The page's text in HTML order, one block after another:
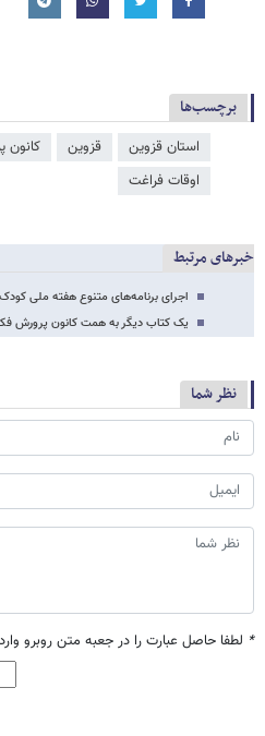
برچسب‌ها
استان قزوین قزوین کانون
اوقات فراغت
خبرهای مرتبط
اجرای برنامه‌های متنوع هفته ملی
یک کتاب دیگر به همت کانون پرورش
نظر شما
* لطفا حاصل عبارت را در جعبه متن روبرو